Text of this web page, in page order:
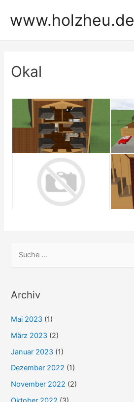
Inhaltwww.holzheu.de
Okal
h
n
n
a
c
Archiv
Mai 2023 (1)
März 2023 (2)
Januar 2023 (1)
Dezember 2022 (1)
November 2022 (2)